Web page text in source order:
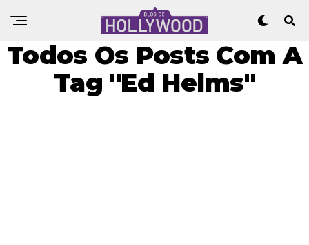
Todos Os Posts Com A
Tag "Ed Helms"